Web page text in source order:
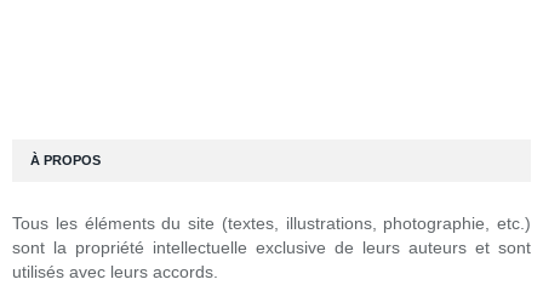
À PROPOS
Tous les éléments du site (textes, illustrations, photographie, etc.)
sont la propriété intellectuelle exclusive de leurs auteurs et sont
utilisés avec leurs accords.